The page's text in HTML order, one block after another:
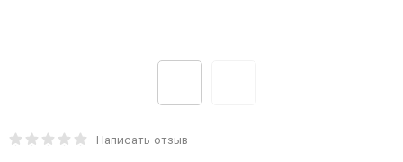
Написать отзыв